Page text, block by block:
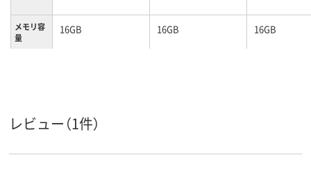
メモリ容
量
16GB 16GB 16GB
コネクタ
Type-A
レビュー（1件）